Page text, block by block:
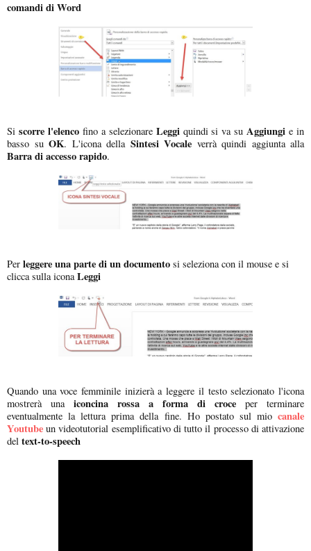
comandi di Word
Si scorre l'elencofino a selezionareLeggiquindi si va suAggiungie in
basso su OK. L'icona della Sintesi Vocale verrà quindi aggiunta alla
Barra di accesso rapido.
Per leggere una parte di un documento si seleziona con il mouse e si
clicca sulla iconaLeggi
Quando una voce femminile inizierà a leggere il testo selezionato l'icona
mostrerà una iconcina rossa a forma di croce per terminare
eventualmente la lettura prima della fine. Ho postato sul mio canale
Youtube un videotutorial esemplificativo di tutto il processo di attivazione
del text-to-speech